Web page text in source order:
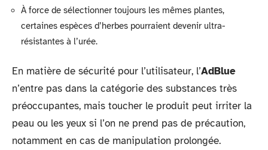
À force de sélectionner toujours les mêmes plantes,
certaines espèces d’herbes pourraient devenir ultra-
résistantes à l’urée.
En matière de sécurité pour l’utilisateur, l’AdBlue
n’entre pas dans la catégorie des substances très
préoccupantes, mais toucher le produit peut irriter la
peau ou les yeux si l’on ne prend pas de précaution,
notamment en cas de manipulation prolongée.